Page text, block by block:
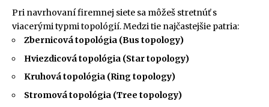
Pri navrhovaní firemnej siete sa môžeš stretnúť s
viacerými typmi topológií. Medzi tie najčastejšie patria:
Zbernicová topológia (Bus topology)
Hviezdicová topológia (Star topology)
Kruhová topológia (Ring topology)
Stromová topológia (Tree topology)